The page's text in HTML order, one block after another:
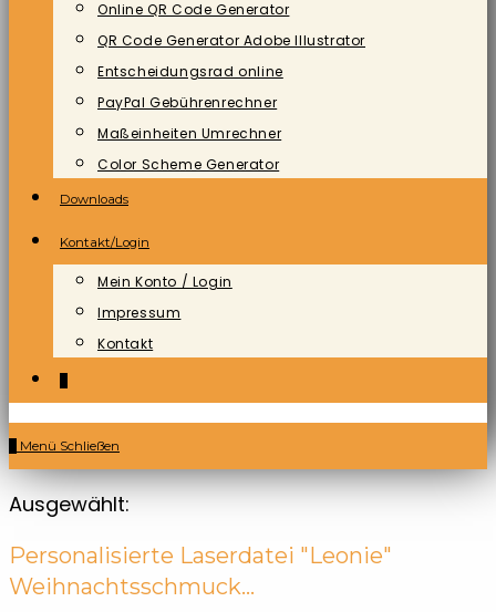
Online QR Code Generator
QR Code Generator Adobe Illustrator
Entscheidungsrad online
PayPal Gebührenrechner
Maßeinheiten Umrechner
Color Scheme Generator
Downloads
Kontakt/Login
Mein Konto / Login
Impressum
Kontakt
Menü Schließen
Ausgewählt:
Personalisierte Laserdatei "Leonie"
Weihnachtsschmuck…